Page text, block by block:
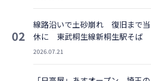
02
線路沿いで土砂崩れ 復旧まで
休に 東武桐生線新桐生駅そば
2026.07.21